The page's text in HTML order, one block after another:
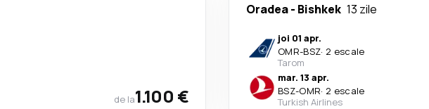
de la1.100 €
Oradea- Bishkek 13 zile
joi 01 apr.
OMR-BSZ· 2 escale
Tarom
mar. 13 apr.
BSZ-OMR· 2 escale
Turkish Airlines